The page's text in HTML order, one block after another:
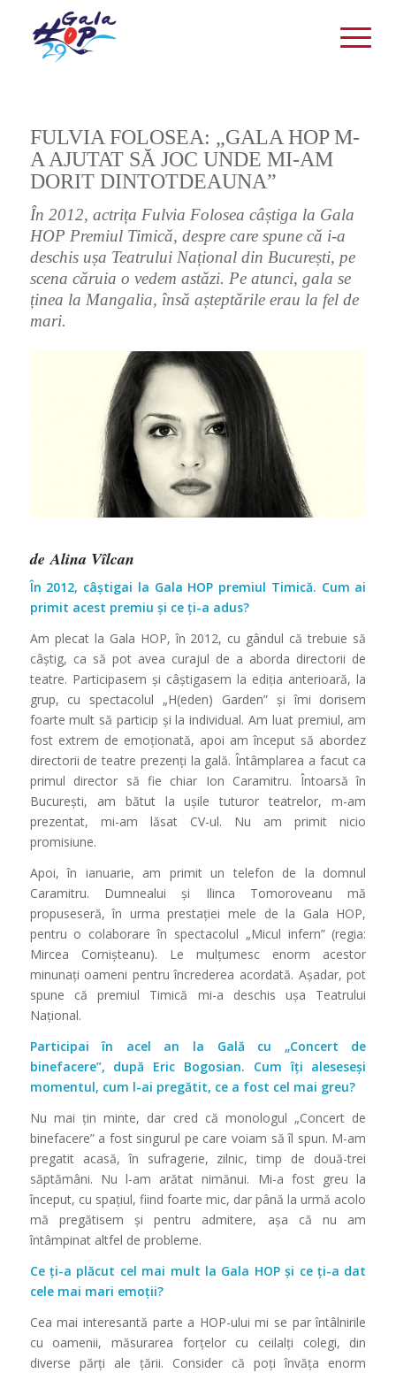
FULVIA FOLOSEA: „GALA HOP M-
A AJUTAT SĂ JOC UNDE MI-AM
DORIT DINTOTDEAUNA”
În 2012, actrița Fulvia Folosea câștiga la Gala
HOP Premiul Timică, despre care spune că i-a
deschis ușa Teatrului Național din București, pe
scena căruia o vedem astăzi. Pe atunci, gala se
ținea la Mangalia, însă așteptările erau la fel de
mari.
de Alina Vîlcan
În 2012, câștigai la Gala HOP premiul Timică. Cum ai
primit acest premiu și ce ți-a adus?
Am plecat la Gala HOP, în 2012, cu gândul că trebuie să
câștig, ca să pot avea curajul de a aborda directorii de
teatre. Participasem și câștigasem la ediţia anterioară, la
grup, cu spectacolul „H(eden) Garden” și îmi dorisem
foarte mult să particip și la individual. Am luat premiul, am
fost extrem de emoţionată, apoi am început să abordez
directorii de teatre prezenţi la gală. Întâmplarea a facut ca
primul director să fie chiar Ion Caramitru. Întoarsă în
București, am bătut la ușile tuturor teatrelor, m-am
prezentat, mi-am lăsat CV-ul. Nu am primit nicio
promisiune.
Apoi, în ianuarie, am primit un telefon de la domnul
Caramitru. Dumnealui și Ilinca Tomoroveanu mă
propuseseră, în urma prestaţiei mele de la Gala HOP,
pentru o colaborare în spectacolul „Micul infern” (regia:
Mircea Cornișteanu). Le mulţumesc enorm acestor
minunaţi oameni pentru încrederea acordată. Așadar, pot
spune că premiul Timică mi-a deschis ușa Teatrului
Naţional.
Participai în acel an la Gală cu „Concert de
binefacere”, după Eric Bogosian. Cum îți aleseseși
momentul, cum l-ai pregătit, ce a fost cel mai greu?
Nu mai ţin minte, dar cred că monologul „Concert de
binefacere” a fost singurul pe care voiam să îl spun. M-am
pregatit acasă, în sufragerie, zilnic, timp de două-trei
săptămâni. Nu l-am arătat nimănui. Mi-a fost greu la
început, cu spaţiul, fiind foarte mic, dar până la urmă acolo
mă pregătisem și pentru admitere, așa că nu am
întâmpinat altfel de probleme.
Ce ți-a plăcut cel mai mult la Gala HOP și ce ți-a dat
cele mai mari emoții?
Cea mai interesantă parte a HOP-ului mi se par întâlnirile
cu oamenii, măsurarea forţelor cu ceilalţi colegi, din
diverse părţi ale ţării. Consider că poţi învăţa enorm